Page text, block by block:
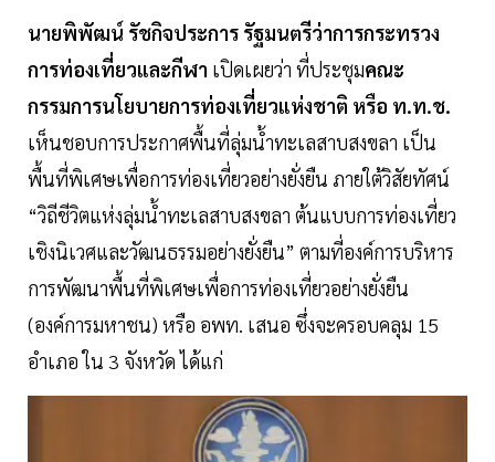
นายพิพัฒน์ รัชกิจประการ รัฐมนตรีว่าการกระทรวง
การท่องเที่ยวและกีฬา เปิดเผยว่า ที่ประชุมคณะ
กรรมการนโยบายการท่องเที่ยวแห่งชาติ หรือ ท.ท.ช.
เห็นชอบการประกาศพื้นที่ลุ่มน้ำทะเลสาบสงขลา เป็น
พื้นที่พิเศษเพื่อการท่องเที่ยวอย่างยั่งยืน ภายใต้วิสัยทัศน์
“วิถีชีวิตแห่งลุ่มน้ำทะเลสาบสงขลา ต้นแบบการท่องเที่ยว
เชิงนิเวศและวัฒนธรรมอย่างยั่งยืน” ตามที่องค์การบริหาร
การพัฒนาพื้นที่พิเศษเพื่อการท่องเที่ยวอย่างยั่งยืน
(องค์การมหาชน) หรือ อพท. เสนอ ซึ่งจะครอบคลุม 15
อำเภอ ใน 3 จังหวัด ได้แก่